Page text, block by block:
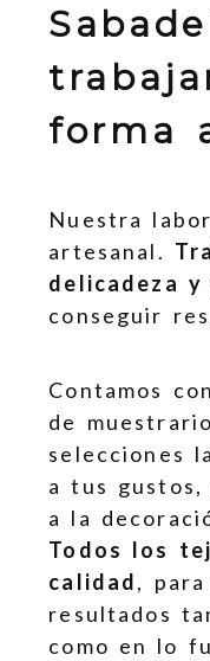
forma
Nuestra
artesanal.
delicadeza y
conseguir
Contamos
de
selecciones
a tus
a la
Todos los
calidad,
resultados
como en lo